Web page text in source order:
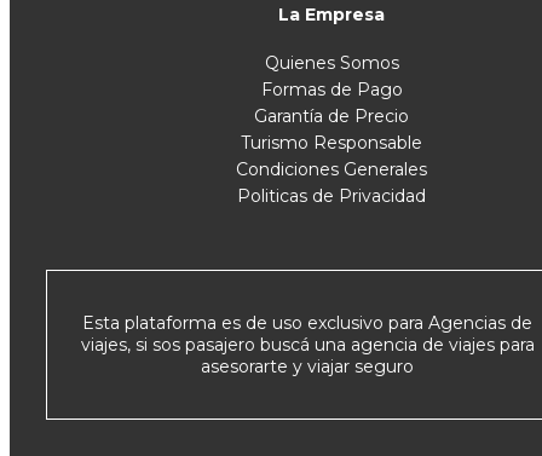
La Empresa
Quienes Somos
Formas de Pago
Garantía de Precio
Turismo Responsable
Condiciones Generales
Politicas de Privacidad
Esta plataforma es de uso exclusivo para Agencias de
viajes, si sos pasajero buscá una agencia de viajes para
asesorarte y viajar seguro